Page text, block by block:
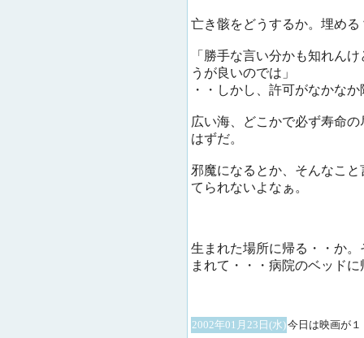
亡き骸をどうするか。埋める
「勝手な言い分かも知れん
うが良いのでは」
・・しかし、許可がなかな
広い海、どこかで必ず寿命
はずだ。
邪魔になるとか、そんなこ
てられないよなぁ。
生まれた場所に帰る・・か
まれて・・・病院のベッド
2002年01月23日(水)今日は映画が